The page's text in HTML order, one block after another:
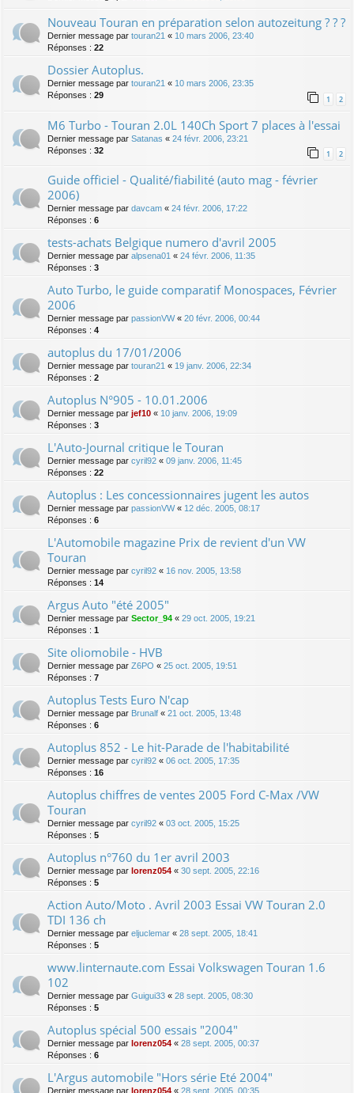
Nouveau Touran en préparation selon autozeitung ? ? ?
Dernier message par touran21 « 10 mars 2006, 23:40
Réponses : 22
Dossier Autoplus.
Dernier message par touran21 « 10 mars 2006, 23:35
Réponses : 29 1 2
M6 Turbo - Touran 2.0L 140Ch Sport 7 places à l'essai
Dernier message par Satanas « 24 févr. 2006, 23:21
Réponses : 32 1 2
Guide officiel - Qualité/fiabilité (auto mag - février
2006)
Dernier message par davcam « 24 févr. 2006, 17:22
Réponses : 6
tests-achats Belgique numero d'avril 2005
Dernier message par alpsena01 « 24 févr. 2006, 11:35
Réponses : 3
Auto Turbo, le guide comparatif Monospaces, Février
2006
Dernier message par passionVW« 20 févr. 2006, 00:44
Réponses : 4
autoplus du 17/01/2006
Dernier message par touran21 « 19 janv. 2006, 22:34
Réponses : 2
Autoplus N°905 - 10.01.2006
Dernier message par jef10 « 10 janv. 2006, 19:09
Réponses : 3
L'Auto-Journal critique le Touran
Dernier message par cyril92 « 09 janv. 2006, 11:45
Réponses : 22
Autoplus : Les concessionnaires jugent les autos
Dernier message par passionVW« 12 déc. 2005, 08:17
Réponses : 6
L'Automobile magazine Prix de revient d'un VW
Touran
Dernier message par cyril92 « 16 nov. 2005, 13:58
Réponses : 14
Argus Auto "été 2005"
Dernier message par Sector_94 « 29 oct. 2005, 19:21
Réponses : 1
Site oliomobile - HVB
Dernier message par Z6PO « 25 oct. 2005, 19:51
Réponses : 7
Autoplus Tests Euro N'cap
Dernier message par Brunalf « 21 oct. 2005, 13:48
Réponses : 6
Autoplus 852 - Le hit-Parade de l'habitabilité
Dernier message par cyril92 « 06 oct. 2005, 17:35
Réponses : 16
Autoplus chiffres de ventes 2005 Ford C-Max /VW
Touran
Dernier message par cyril92 « 03 oct. 2005, 15:25
Réponses : 5
Autoplus n°760 du 1er avril 2003
Dernier message par lorenz054 « 30 sept. 2005, 22:16
Réponses : 5
Action Auto/Moto . Avril 2003 Essai VW Touran 2.0
TDI 136 ch
Dernier message par eljuclemar « 28 sept. 2005, 18:41
Réponses : 5
www.linternaute.com Essai Volkswagen Touran 1.6
102
Dernier message par Guigui33 « 28 sept. 2005, 08:30
Réponses : 5
Autoplus spécial 500 essais "2004"
Dernier message par lorenz054 « 28 sept. 2005, 00:37
Réponses : 6
L'Argus automobile "Hors série Eté 2004"
Dernier message par lorenz054 « 28 sept. 2005, 00:35